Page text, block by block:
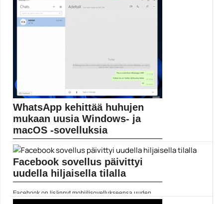
Mobiili
WhatsApp kehittää huhujen
mukaan uusia Windows- ja
macOS -sovelluksia
WhatsApp on huhujen mukaan kehittämässä
paranneltuja Windows- ja...
Mobiiliuutiset
Facebook sovellus päivittyi
uudella hiljaisella tilalla
Facebook on lisännyt mobiilisovellukseensa uuden
toiminnon, jolla ilmoitusten...